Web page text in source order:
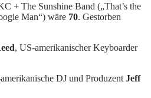
+ The Sunshine Band („That’s the
Man“) wäre 70. Gestorben
, US-amerikanischer Keyboarder
DJ und Produzent Jeff